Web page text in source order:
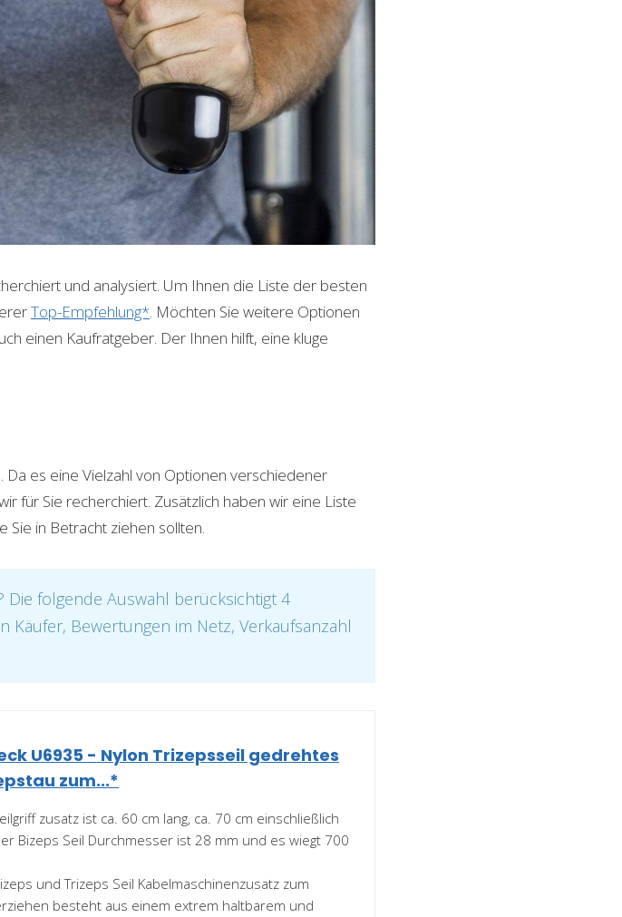
und analysiert. Um Ihnen die Liste der besten
Top-Empfehlung*. Möchten Sie weitere Optionen
einen Kaufratgeber. Der Ihnen hilft, eine kluge
es eine Vielzahl von Optionen verschiedener
für Sie recherchiert. Zusätzlich haben wir eine Liste
in Betracht ziehen sollten.
folgende Auswahl berücksichtigt 4
Käufer, Bewertungen im Netz, Verkaufsanzahl
U6935 - Nylon Trizepsseil gedrehtes
zum...*
zusatz ist ca. 60 cm lang, ca. 70 cm einschließlich
Bizeps Seil Durchmesser ist 28 mm und es wiegt 700
und Trizeps Seil Kabelmaschinenzusatz zum
besteht aus einem extrem haltbarem und